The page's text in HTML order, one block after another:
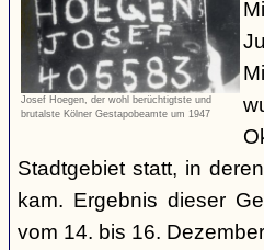
Josef Hoegen, der wohl berüchtigtste und
brutalste Kölner Gestapobeamte um 1947
Stadtgebiet statt, in
kam. Ergebnis dieser
vom 14. bis 16.